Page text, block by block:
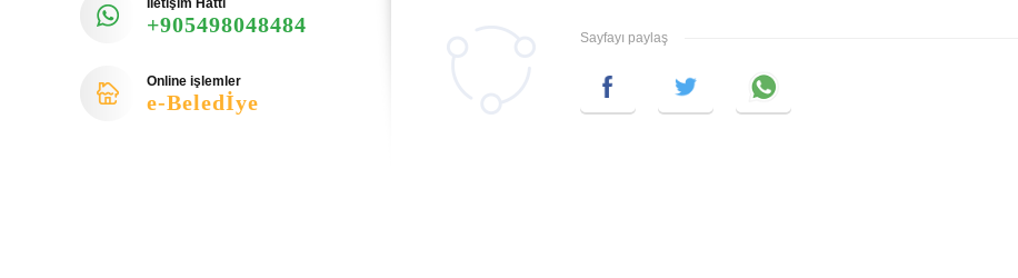
İletişim Hattı
+905498048484
Online işlemler
e-Beledİye
Sayfayı paylaş